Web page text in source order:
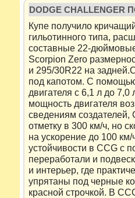
DODGE
Купе получило
гильотинного типа,
составные 22-
Scorpion Zero
и 295/30R22 на
под капотом. С
двигателя с 6,1 л до
мощность двигателя
сведениям создателей,
отметку в 300 км/ч, но
на ускорение до 100
устойчивости в CCG с
переработали и
и интерьер, где
упрятаны под черные
красной строчкой. В